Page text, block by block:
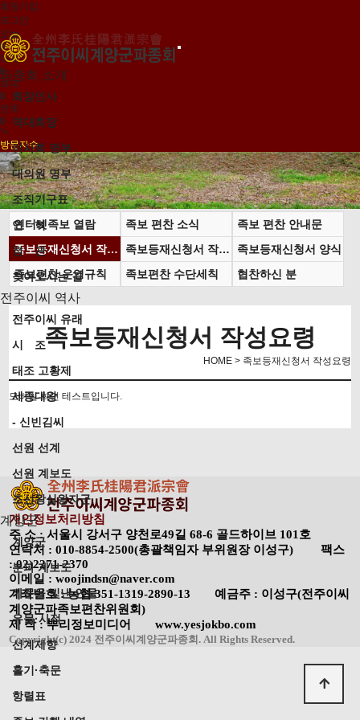
회원가입
로그인
오늘
0
어제
0
최대
0
전체
0
">
방문자수
파종회 소개
회장인사
역대회장
이사회 명부
대의원 명부
조직기구표
연 혁
정 관
찾아오시는 길
전주이씨 역사
전주이씨 유래
시 조
태조 고황제
세종대왕
- 신빈김씨
선원 선계
선원 계보도
조선왕실왕자군
계양군
계양군
분파 계보도
가문을 빛낸 인물
유물·사적
선계제향
홀기·축문
항렬표
인터넷족보 열람 족보 편찬 소식
족보 편찬 안내문
족보등재신청서 작성요령
족보등재신청서 작성 견본
족보등재신청서 양식
족보편찬 운영규칙
족보편찬 수단세칙 협찬하신 분
족보등재신청서 작성요령
HOME > 족보등재신청서 작성요령
모바일 화면 테스트입니다.
개인정보처리방침
주 소 : 서울시 강서구 양천로49길 68-6 골드하이브 101호
연락처 : 010-8854-2500(총괄책임자 부위원장 이성구) 팩스
: 02)2271-2370
이메일 : woojindsn@naver.com
계좌번호 : 농협 351-1319-2890-13 예금주 : 이성구(전주이씨
계양군파족보편찬위원회)
제 작 : 뿌리정보미디어 www.yesjokbo.com
Copyright(c) 2024 전주이씨계양군파종회. All Rights Reserved.